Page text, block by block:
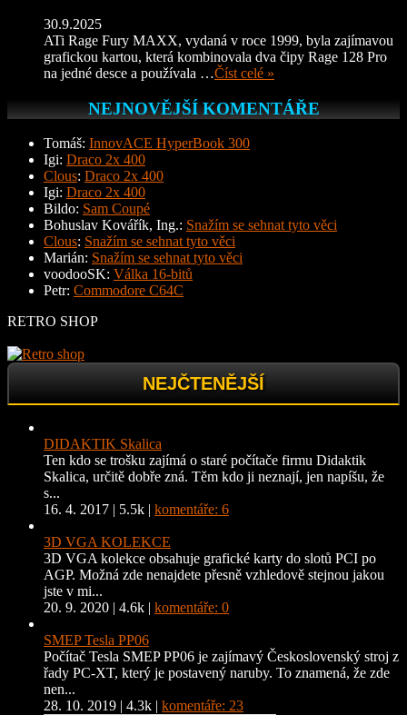
30.9.2025
ATi Rage Fury MAXX, vydaná v roce 1999, byla zajímavou
grafickou kartou, která kombinovala dva čipy Rage 128 Pro
na jedné desce a používala …Číst celé »
NEJNOVĚJŠÍ KOMENTÁŘE
Tomáš: InnovACE HyperBook 300
Igi: Draco 2x 400
Clous: Draco 2x 400
Igi: Draco 2x 400
Bildo: Sam Coupé
Bohuslav Kovářík, Ing.: Snažím se sehnat tyto věci
Clous: Snažím se sehnat tyto věci
Marián: Snažím se sehnat tyto věci
voodooSK: Válka 16-bitů
Petr: Commodore C64C
RETRO SHOP
NEJČTENĚJŠÍ
DIDAKTIK Skalica
Ten kdo se trošku zajímá o staré počítače firmu Didaktik
Skalica, určitě dobře zná. Těm kdo ji neznají, jen napíšu, že
s...
16. 4. 2017 | 5.5k | komentáře: 6
3D VGA KOLEKCE
3D VGA kolekce obsahuje grafické karty do slotů PCI po
AGP. Možná zde nenajdete přesně vzhledově stejnou jakou
jste v mi...
20. 9. 2020 | 4.6k | komentáře: 0
SMEP Tesla PP06
Počítač Tesla SMEP PP06 je zajímavý Československý stroj z
řady PC-XT, který je postavený naruby. To znamená, že zde
nen...
28. 10. 2019 | 4.3k | komentáře: 23